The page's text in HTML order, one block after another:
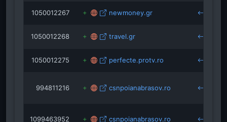
1050012267 newmoney.gr
1050012268 travel.gr
1050012275 perfecte.protv.ro
994811216 csnpoianabrasov.ro
1099463952 csnpoianabrasov.ro